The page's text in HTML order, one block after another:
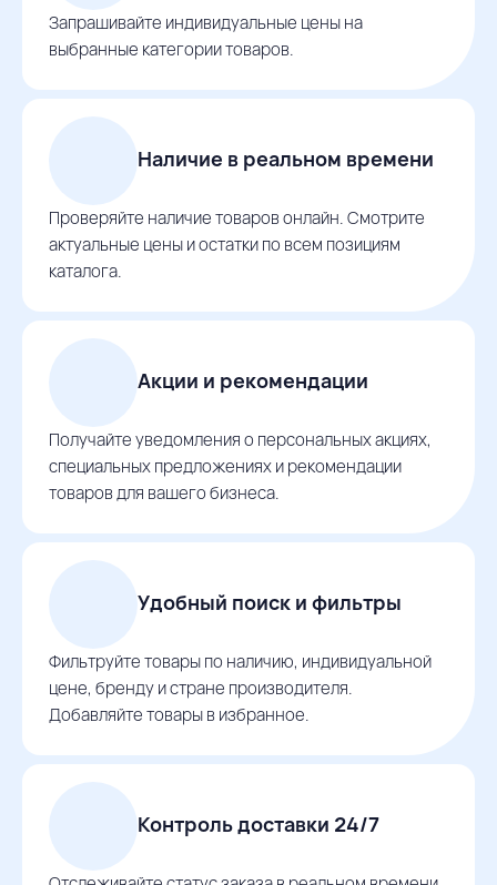
Запрашивайте индивидуальные цены на
выбранные категории товаров.
Наличие в реальном времени
Проверяйте наличие товаров онлайн. Смотрите
актуальные цены и остатки по всем позициям
каталога.
Акции и рекомендации
Получайте уведомления о персональных акциях,
специальных предложениях и рекомендации
товаров для вашего бизнеса.
Удобный поиск и фильтры
Фильтруйте товары по наличию, индивидуальной
цене, бренду и стране производителя.
Добавляйте товары в избранное.
Контроль доставки 24/7